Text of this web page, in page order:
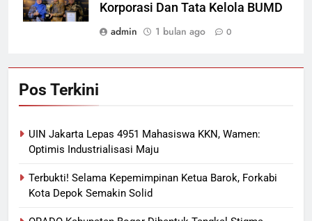
Korporasi Dan Tata Kelola BUMD
admin
1 bulan ago 0
Pos Terkini
UIN Jakarta Lepas 4951 Mahasiswa KKN, Wamen:
Optimis Industrialisasi Maju
Terbukti! Selama Kepemimpinan Ketua Barok, Forkabi
Kota Depok Semakin Solid